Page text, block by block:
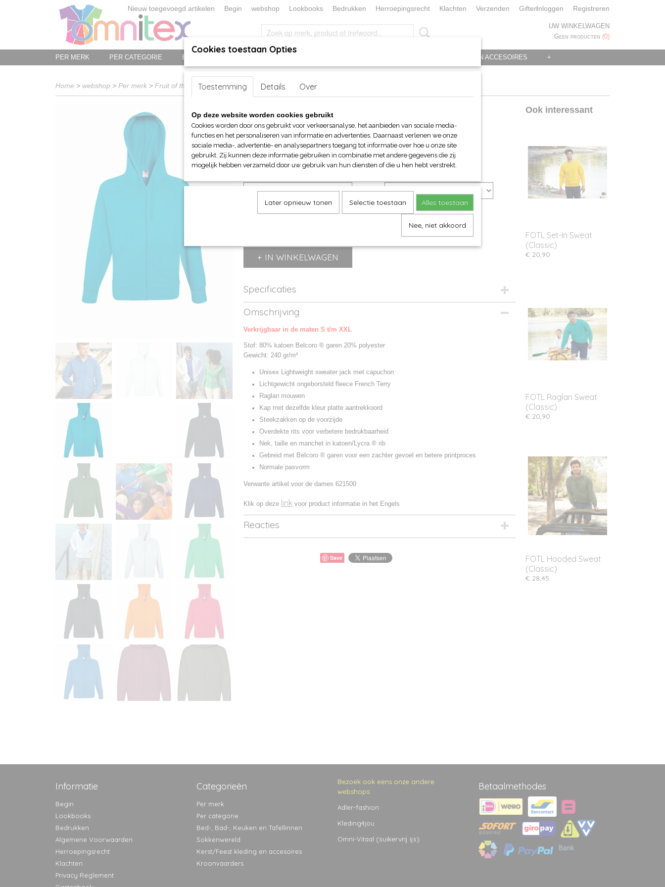
Nieuw toegevoegd artikelen Begin webshop Lookbooks Bedrukken Herroepingsrecht Klachten Verzenden GiftenInloggen Registreren
UW WINKELWAGEN
Geen producten (0)
PER MERK PER CATEGORIE BED-, BAD-, KEUKEN EN TAFELLINNEN KERST/FEEST KLEDING EN ACCESOIRES +
Home > webshop > Per merk > Fruit of the Loom>Voor hem (unisex)>Sweaters> FOTL Hooded Sweat Jacket (Lightweight)
FOTL Hooded Sweat Jacket
(Lightweight)
€ 34,60 (inclusief btw 21%)
IN WINKELWAGEN
Specificaties
Productcode
Productcode leverancier
Omschrijving
Verkrijgbaar in de maten S t/m XXL
Stof: 80% katoen Belcoro ® garen 20% polyester
Gewicht: 240 gr/m²
Unisex Lightweight sweater jack met capuchon
Lichtgewicht ongeborsteld fleece French Terry
Raglan mouwen
Kap met dezelfde kleur platte aantrekkoord
Steekzakken op de voorzijde
Overdekte rits voor verbetere bedrukbaarheid
Nek, taille en manchet in katoen/Lycra ® rib
Gebreid met Belcoro ® garen voor een zachter gevoel en betere printproces
Normale pasvorm
Verwante artikel voor de dames 621500
Klik op deze link voor product informatie in het Engels
Reacties
Save
Ook interessant
FOTL Set-In Sweat
(Classic)
€ 20,90
FOTL Raglan Sweat
(Classic)
€ 20,90
FOTL Hooded Sweat
(Classic)
€ 28,45
Informatie
Begin
Lookbooks
Bedrukken
Algemene Voorwaarden
Herroepingsrecht
Klachten
Privacy Reglement
Categorieën
Per merk
Per categorie
Bed-, Bad-, Keuken en Tafellinnen
Sokkenwereld
Kerst/Feest kleding en accesoires
Kroonvaarders
Bezoek ook eens onze andere
webshops:
Adler-fashion
Kleding4jou
Omni-Vitaal (suikervrij ijs)
Betaalmethodes
Cookies toestaan Opties
Toestemming Details Over
Op deze website worden cookies gebruikt
Cookies worden door ons gebruikt voor verkeersanalyse, het aanbieden van sociale media-
functies en het personaliseren van informatie en advertenties. Daarnaast verlenen we onze
sociale media-, advertentie- en analysepartners toegang tot informatie over hoe u onze site
gebruikt. Zij kunnen deze informatie gebruiken in combinatie met andere gegevens die zij
mogelijk hebben verzameld door uw gebruik van hun diensten of die u hen hebt verstrekt.
Later opnieuw tonen Selectie toestaan Alles toestaan
Nee, niet akkoord